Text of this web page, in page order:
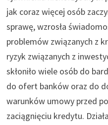
jak coraz więcej osób
sprawę, wzrosła
problemów związanych z
ryzyk związanych z
skłoniło wiele osób do
do ofert banków oraz do
warunków umowy przed
zaciągnięciu kredytu.